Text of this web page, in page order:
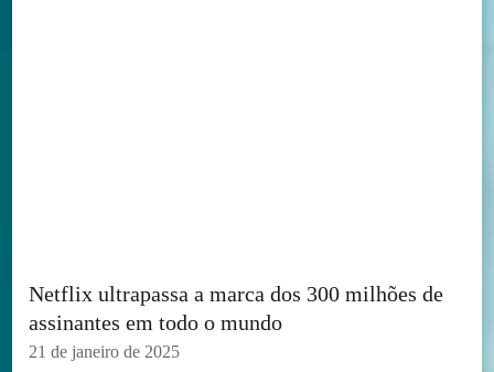
Netflix ultrapassa a marca dos 300 milhões de
assinantes em todo o mundo
21 de janeiro de 2025